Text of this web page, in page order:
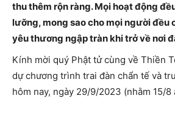
thu thêm rộn ràng. Mọi hoạt động
lưỡng, mong sao cho mọi người đều
yêu thương ngập tràn khi trở về nơi
Kính mời quý Phật tử cùng về Thiền
dự chương trình trai đàn chẩn tế và
hôm nay, ngày 29/9/2023 (nhằm 15/8